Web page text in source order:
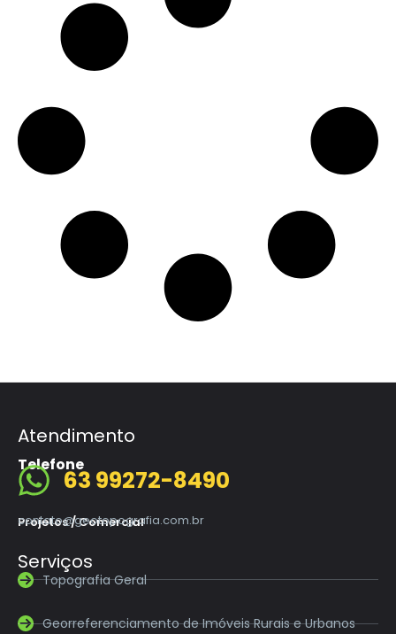
Atendimento
Telefone
63 99272-8490
Projetos / Comercial
contato@geotopografia.com.br
Serviços
Topografia Geral
Georreferenciamento de Imóveis Rurais e Urbanos